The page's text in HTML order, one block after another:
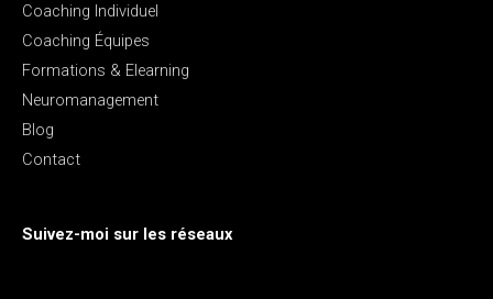
Coaching Individuel
Coaching Équipes
Formations & Elearning
Neuromanagement
Blog
Contact
Suivez-moi sur les réseaux